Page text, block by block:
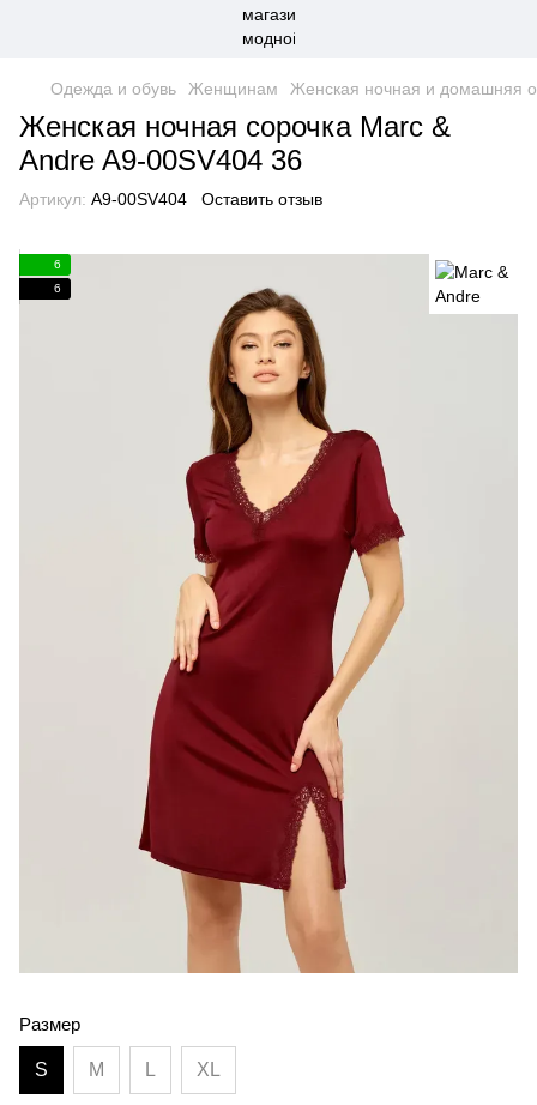
Одежда и обувь Женщинам Женская ночная и домашняя
Женская ночная сорочка Marc &
Andre A9-00SV404 36
Артикул: A9-00SV404 Оставить отзыв
6
6
Размер
S M L XL